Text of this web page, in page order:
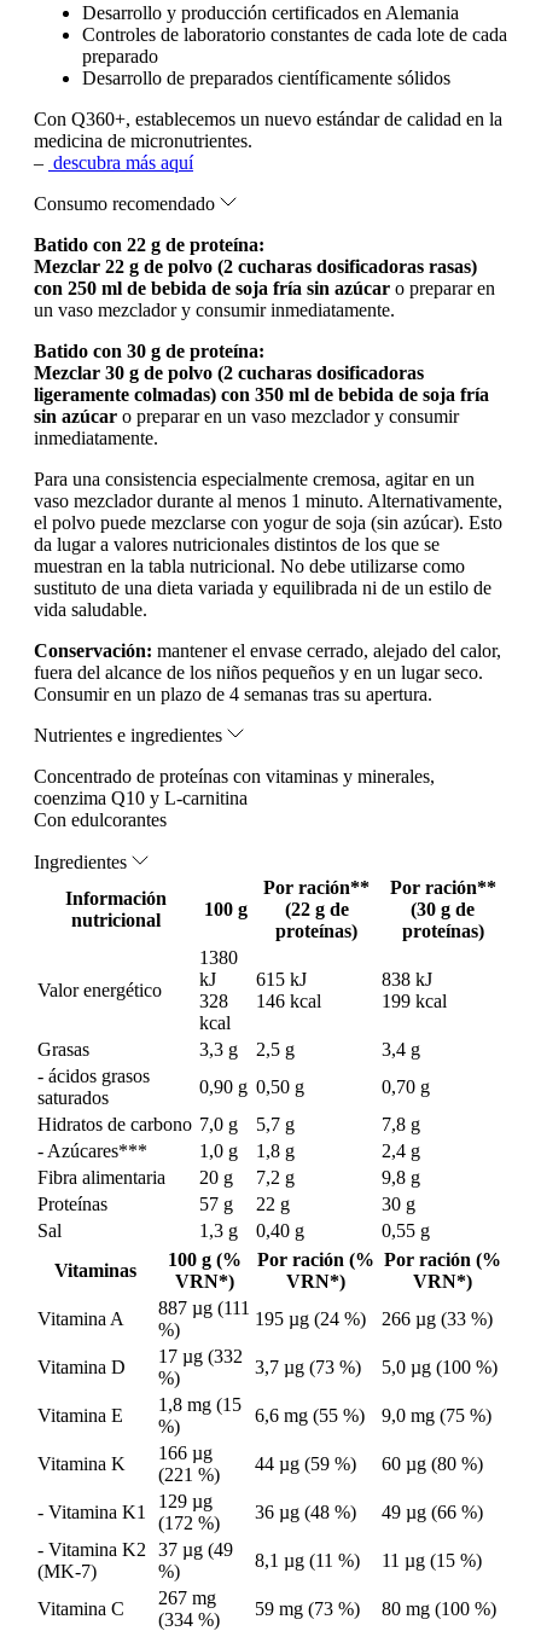
Desarrollo y producción certificados en Alemania
Controles de laboratorio constantes de cada lote de cada
preparado
Desarrollo de preparados científicamente sólidos
Con Q360+, establecemos un nuevo estándar de calidad en la
medicina de micronutrientes.
– descubra más aquí
Consumo recomendado
Batido con 22 g de proteína:
Mezclar 22 g de polvo (2 cucharas dosificadoras rasas)
con 250 ml de bebida de soja fría sin azúcar o preparar en
un vaso mezclador y consumir inmediatamente.
Batido con 30 g de proteína:
Mezclar 30 g de polvo (2 cucharas dosificadoras
ligeramente colmadas) con 350 ml de bebida de soja fría
sin azúcar o preparar en un vaso mezclador y consumir
inmediatamente.
Para una consistencia especialmente cremosa, agitar en un
vaso mezclador durante al menos 1 minuto. Alternativamente,
el polvo puede mezclarse con yogur de soja (sin azúcar). Esto
da lugar a valores nutricionales distintos de los que se
muestran en la tabla nutricional. No debe utilizarse como
sustituto de una dieta variada y equilibrada ni de un estilo de
vida saludable.
Conservación: mantener el envase cerrado, alejado del calor,
fuera del alcance de los niños pequeños y en un lugar seco.
Consumir en un plazo de 4 semanas tras su apertura.
Nutrientes e ingredientes
Concentrado de proteínas con vitaminas y minerales,
coenzima Q10 y L-carnitina
Con edulcorantes
Ingredientes
Información
nutricional
100 g
Por ración**
(22 g de
proteínas)
Por ración**
(30 g de
proteínas)
Valor energético
1380
kJ
328
kcal
615 kJ
146 kcal
838 kJ
199 kcal
Grasas 3,3 g 2,5 g
3,4 g
- ácidos grasos
saturados
0,90 g 0,50 g
0,70 g
Hidratos de carbono 7,0 g 5,7 g
7,8 g
- Azúcares***
1,0 g 1,8 g
2,4 g
Fibra alimentaria
20 g 7,2 g
9,8 g
Proteínas
57 g 22 g
30 g
Sal
1,3 g 0,40 g
0,55 g
Vitaminas
100 g (%
VRN*)
Por ración (%
VRN*)
Por ración (%
VRN*)
Vitamina A
887 µg (111
%)
195 µg (24 %) 266 µg (33 %)
Vitamina D
17 µg (332
%)
3,7 µg (73 %) 5,0 µg (100 %)
Vitamina E
1,8 mg (15
%)
6,6 mg (55 %) 9,0 mg (75 %)
Vitamina K
166 µg
(221 %)
44 µg (59 %) 60 µg (80 %)
- Vitamina K1
129 µg
(172 %)
36 µg (48 %)
49 µg (66 %)
- Vitamina K2
(MK-7)
37 µg (49
%)
8,1 µg (11 %) 11 µg (15 %)
Vitamina C
267 mg
(334 %)
59 mg (73 %) 80 mg (100 %)